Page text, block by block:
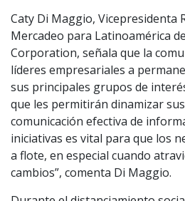
Caty Di Maggio, Vicepresidenta
Mercadeo para Latinoamérica
Corporation, señala que la
líderes empresariales a
sus principales grupos de
que les permitirán dinamizar
comunicación efectiva de
iniciativas es vital para que los
a flote, en especial cuando
cambios”, comenta Di Maggio.